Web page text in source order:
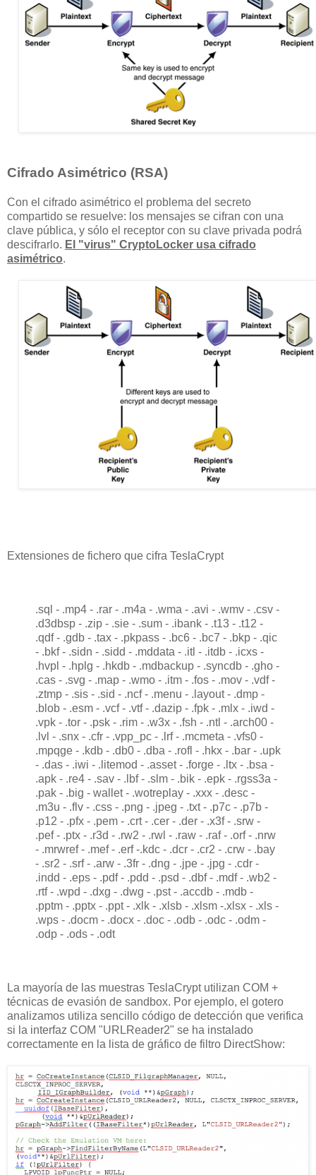
Cifrado Asimétrico (RSA)
Con el cifrado asimétrico el problema del secreto
compartido se resuelve: los mensajes se cifran con una
clave pública, y sólo el receptor con su clave privada podrá
descifrarlo. El "virus" CryptoLocker usa cifrado
asimétrico.
Extensiones de fichero que cifra TeslaCrypt
.sql - .mp4 - .rar - .m4a - .wma - .avi - .wmv - .csv -
.d3dbsp - .zip - .sie - .sum - .ibank - .t13 - .t12 -
.qdf - .gdb - .tax - .pkpass - .bc6 - .bc7 - .bkp - .qic
- .bkf - .sidn - .sidd - .mddata - .itl - .itdb - .icxs -
.hvpl - .hplg - .hkdb - .mdbackup - .syncdb - .gho -
.cas - .svg - .map - .wmo - .itm - .fos - .mov - .vdf -
.ztmp - .sis - .sid - .ncf - .menu - .layout - .dmp -
.blob - .esm - .vcf - .vtf - .dazip - .fpk - .mlx - .iwd -
.vpk - .tor - .psk - .rim - .w3x - .fsh - .ntl - .arch00 -
.lvl - .snx - .cfr - .vpp_pc - .lrf - .mcmeta - .vfs0 -
.mpqge - .kdb - .db0 - .dba - .rofl - .hkx - .bar - .upk
- .das - .iwi - .litemod - .asset - .forge - .ltx - .bsa -
.apk - .re4 - .sav - .lbf - .slm - .bik - .epk - .rgss3a -
.pak - .big - wallet - .wotreplay - .xxx - .desc -
.m3u - .flv - .css - .png - .jpeg - .txt - .p7c - .p7b -
.p12 - .pfx - .pem - .crt - .cer - .der - .x3f - .srw -
.pef - .ptx - .r3d - .rw2 - .rwl - .raw - .raf - .orf - .nrw
- .mrwref - .mef - .erf -.kdc - .dcr - .cr2 - .crw - .bay
- .sr2 - .srf - .arw - .3fr - .dng - .jpe - .jpg - .cdr -
.indd - .eps - .pdf - .pdd - .psd - .dbf - .mdf - .wb2 -
.rtf - .wpd - .dxg - .dwg - .pst - .accdb - .mdb -
.pptm - .pptx - .ppt - .xlk - .xlsb - .xlsm -.xlsx - .xls -
.wps - .docm - .docx - .doc - .odb - .odc - .odm -
.odp - .ods - .odt
La mayoría de las muestras TeslaCrypt utilizan COM +
técnicas de evasión de sandbox. Por ejemplo, el gotero
analizamos utiliza sencillo código de detección que verifica
si la interfaz COM "URLReader2" se ha instalado
correctamente en la lista de gráfico de filtro DirectShow: